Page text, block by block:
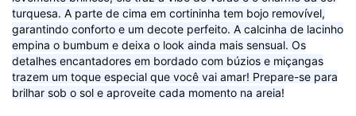
turquesa. A parte de cima em cortininha tem bojo removível,
garantindo conforto e um decote perfeito. A calcinha de lacinho
empina o bumbum e deixa o look ainda mais sensual. Os
detalhes encantadores em bordado com búzios e miçangas
trazem um toque especial que você vai amar! Prepare-se para
brilhar sob o sol e aproveite cada momento na areia!